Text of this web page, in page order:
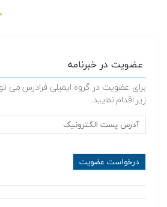
عضویت در خبرنامه
برای عضویت در گروه ایمیلی فرادرس می
زیر اقدام نمایید.